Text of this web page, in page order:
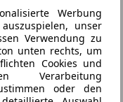
Werbung
unser
Verwendung zu
unten rechts, um
Cookies und
Verarbeitung
oder den